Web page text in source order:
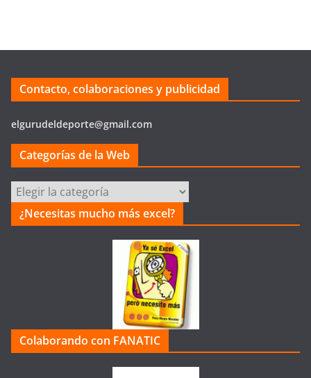
Contacto, colaboraciones y publicidad
elgurudeldeporte@gmail.com
Categorías de la Web
Categorías
la
¿Necesitas mucho más excel?
Colaborando con FANATIC